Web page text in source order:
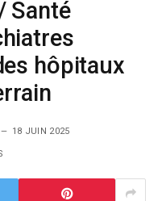
Santé
hôpitaux
18 JUIN 2025